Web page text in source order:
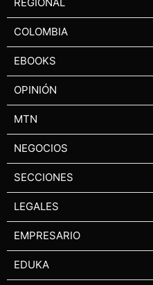
COLOMBIA
EBOOKS
OPINIÓN
MTN
NEGOCIOS
SECCIONES
LEGALES
EMPRESARIO
EDUKA